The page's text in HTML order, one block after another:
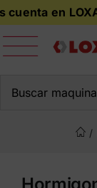
Saltar
al
contenido
en
/